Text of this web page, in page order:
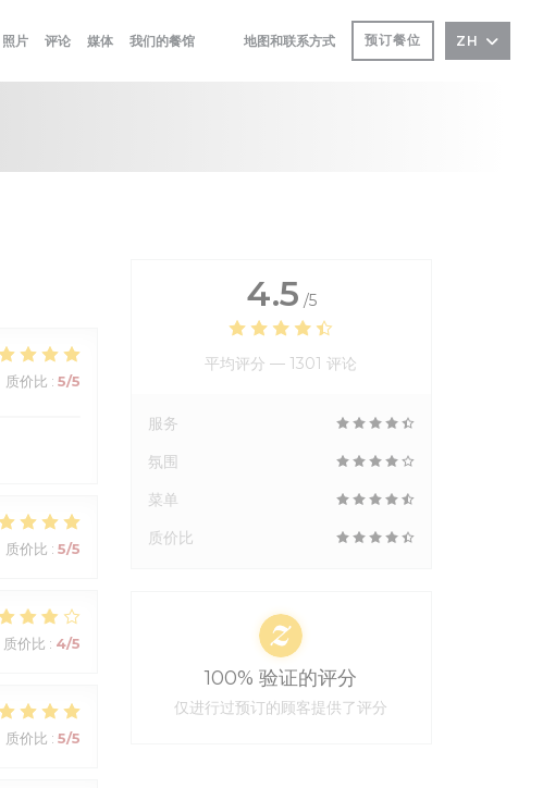
照片 评论 媒体 我们的餐馆
((在新窗口中打开))
((在新窗口中打开))
地图和联系方式 预订餐位 ZH
质价比 : 5/5
质价比 : 5/5
质价比 : 4/5
质价比 : 5/5
4.5 /5
平均评分 — 1301 评论
服务
氛围
菜单
质价比
100% 验证的评分
仅进行过预订的顾客提供了评分